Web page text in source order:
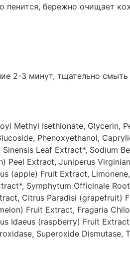
бережно очищает
2-3 минут, тщательно
Methyl Isethionate, Glycerin,
Phenoxyethanol,
Leaf Extract*, Sodium
Extract, Juniperus
(apple) Fruit Extract,
Symphytum Officinale
Citrus Paradisi
Fruit Extract, Fragaria
Idaeus (raspberry) Fruit
Superoxide